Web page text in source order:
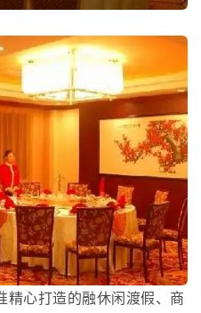
心打造的融休闲渡假、商